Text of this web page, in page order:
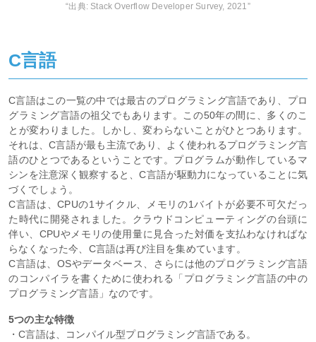
“出典: Stack Overflow Developer Survey, 2021”
C言語
C言語はこの一覧の中では最古のプログラミング言語であり、プロ
グラミング言語の祖父でもあります。この50年の間に、多くのこ
とが変わりました。しかし、変わらないことがひとつあります。
それは、C言語が最も主流であり、よく使われるプログラミング言
語のひとつであるということです。プログラムが動作しているマ
シンを注意深く観察すると、C言語が駆動力になっていることに気
づくでしょう。
C言語は、CPUの1サイクル、メモリの1バイトが必要不可欠だっ
た時代に開発されました。クラウドコンピューティングの台頭に
伴い、CPUやメモリの使用量に見合った対価を支払わなければな
らなくなった今、C言語は再び注目を集めています。
C言語は、OSやデータベース、さらには他のプログラミング言語
のコンパイラを書くために使われる「プログラミング言語の中の
プログラミング言語」なのです。
5つの主な特徴
・C言語は、コンパイル型プログラミング言語である。